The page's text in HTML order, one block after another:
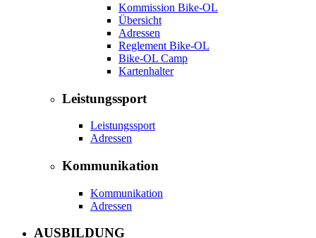
Kommission Bike-OL
Übersicht
Adressen
Reglement Bike-OL
Bike-OL Camp
Kartenhalter
Leistungssport
Leistungssport
Adressen
Kommunikation
Kommunikation
Adressen
AUSBILDUNG